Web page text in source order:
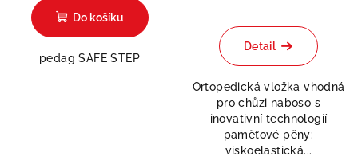
Do košíku
pedag SAFE STEP
hodnocení
produktu
z
5
hvězdiček.
Detail
Ortopedická vložka vhodná
pro chůzi naboso s
inovativní technologií
paměťové pěny:
viskoelastická...